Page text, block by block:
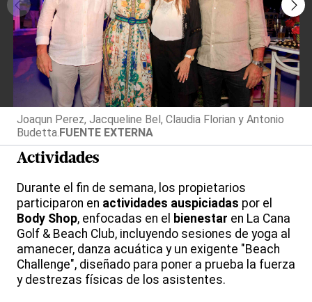
Joaqun Perez, Jacqueline Bel, Claudia Florian y Antonio
Budetta.FUENTE EXTERNA
Actividades
Durante el fin de semana, los propietarios
participaron en actividades auspiciadas por el
Body Shop, enfocadas en el bienestar en La Cana
Golf & Beach Club, incluyendo sesiones de yoga al
amanecer, danza acuática y un exigente "Beach
Challenge", diseñado para poner a prueba la fuerza
y destrezas físicas de los asistentes.